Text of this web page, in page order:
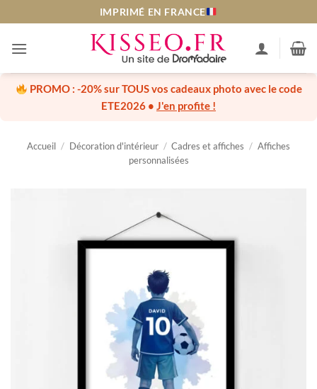
au
contenu
IMPRIMÉ EN FRANCE
PROMO : -20% sur TOUS vos cadeaux photo avec le code
ETE2026 • J'en profite !
Accueil / Décoration d'intérieur / Cadres et affiches / Affiches
personnalisées